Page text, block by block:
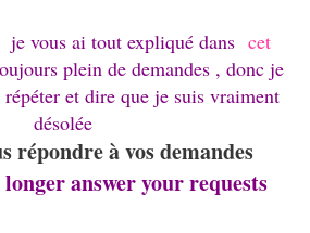
je vous ai tout expliqué dans cet
plein de demandes , donc je
et dire que je suis vraiment
désolée
répondre à vos demandes
answer your requests